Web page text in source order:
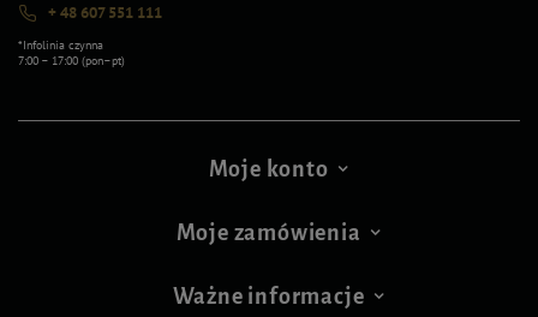
+ 48 607 551 111
*Infolinia czynna
7:00 – 17:00 (pon–pt)
Moje konto
Moje zamówienia
Ważne informacje